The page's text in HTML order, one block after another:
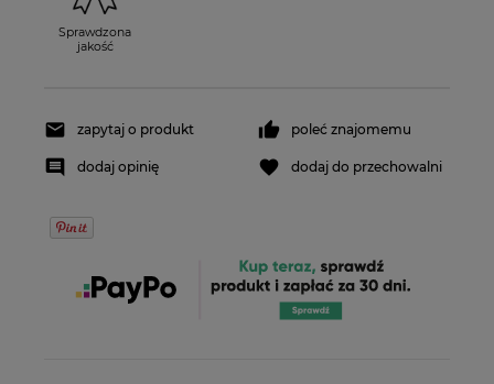
Sprawdzona
jakość
zapytaj o produkt poleć znajomemu
dodaj opinię dodaj do przechowalni